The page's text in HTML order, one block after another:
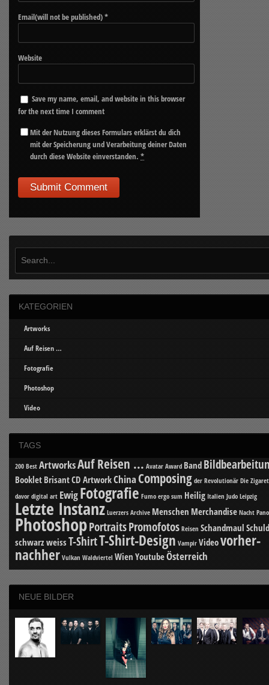
Email(will not be published)*
Website
Save my name, email, and website in this browser
for the next time I comment
Mit der Nutzung dieses Formulars erklärst du dich
mit der Speicherung und Verarbeitung deiner Daten
durch diese Website einverstanden.*
KATEGORIEN
Artworks
Auf Reisen …
Fotografie
Photoshop
Video
TAGS
200 Best ArtworksAuf Reisen ... Avatar Award Band
Booklet BrisantCD ArtworkChinaComposing der Revolutionär Die
davor digital art EwigFotografie Fumo ergo sum Heilig Italien Judo Leipzig
Letzte Instanz Luerzers Archive Menschen Merchandise Nacht
PhotoshopPortraitsPromofotos Reisen Schandmaul
schwarz weissT-ShirtT-Shirt-Design Vampir Videovorher-
nachher Vulkan Waldviertel Wien YoutubeÖsterreich
NEUE BILDER